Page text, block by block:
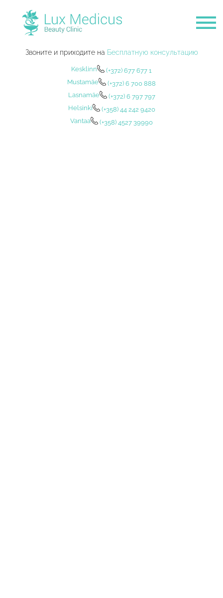
Звоните и приходите на Бесплатную консультацию
Kesklinn
(+372) 677 677 1
Mustamäe
(+372) 6 700 888
Lasnamäe
(+372) 6 797 797
Helsinki
(+358) 44 242 9420
Vantaa
(+358) 4527 39990